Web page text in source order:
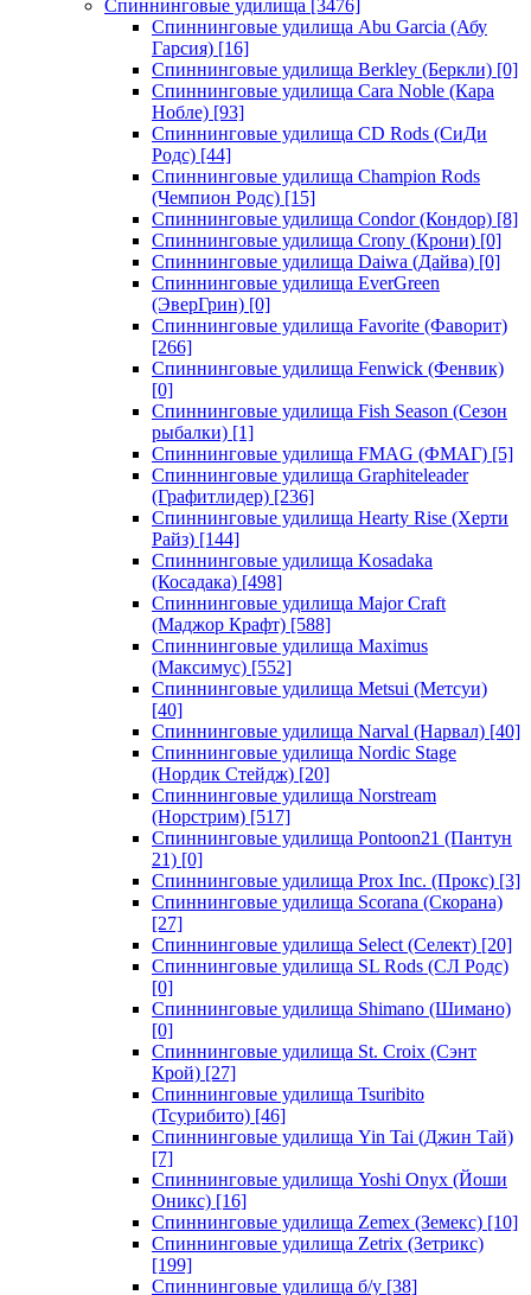
Спиннинговые удилища [3476]
Спиннинговые удилища Abu Garcia (Абу
Гарсия) [16]
Спиннинговые удилища Berkley (Беркли) [0]
Спиннинговые удилища Cara Noble (Кара
Нобле) [93]
Спиннинговые удилища CD Rods (СиДи
Родс) [44]
Спиннинговые удилища Champion Rods
(Чемпион Родс) [15]
Спиннинговые удилища Condor (Кондор) [8]
Спиннинговые удилища Crony (Крони) [0]
Спиннинговые удилища Daiwa (Дайва) [0]
Спиннинговые удилища EverGreen
(ЭверГрин) [0]
Спиннинговые удилища Favorite (Фаворит)
[266]
Спиннинговые удилища Fenwick (Фенвик)
[0]
Спиннинговые удилища Fish Season (Сезон
рыбалки) [1]
Спиннинговые удилища FMAG (ФМАГ) [5]
Спиннинговые удилища Graphiteleader
(Графитлидер) [236]
Спиннинговые удилища Hearty Rise (Херти
Райз) [144]
Спиннинговые удилища Kosadaka
(Косадака) [498]
Спиннинговые удилища Major Craft
(Маджор Крафт) [588]
Спиннинговые удилища Maximus
(Максимус) [552]
Спиннинговые удилища Metsui (Метсуи)
[40]
Спиннинговые удилища Narval (Нарвал) [40]
Спиннинговые удилища Nordic Stage
(Нордик Стейдж) [20]
Спиннинговые удилища Norstream
(Норстрим) [517]
Спиннинговые удилища Pontoon21 (Пантун
21) [0]
Спиннинговые удилища Prox Inc. (Прокс) [3]
Спиннинговые удилища Scorana (Скорана)
[27]
Спиннинговые удилища Select (Селект) [20]
Спиннинговые удилища SL Rods (СЛ Родс)
[0]
Спиннинговые удилища Shimano (Шимано)
[0]
Спиннинговые удилища St. Croix (Сэнт
Крой) [27]
Спиннинговые удилища Tsuribito
(Тсурибито) [46]
Спиннинговые удилища Yin Tai (Джин Тай)
[7]
Спиннинговые удилища Yoshi Onyx (Йоши
Оникс) [16]
Спиннинговые удилища Zemex (Земекс) [10]
Спиннинговые удилища Zetrix (Зетрикс)
[199]
Спиннинговые удилища б/у [38]